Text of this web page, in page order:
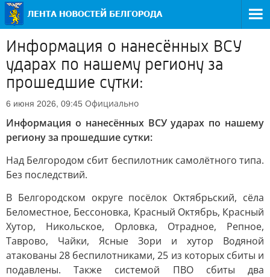
Информация о нанесённых ВСУ
ударах по нашему региону за
прошедшие сутки:
6 июня 2026, 09:45 Официально
Информация о нанесённых ВСУ ударах по нашему
региону за прошедшие сутки:
Над Белгородом сбит беспилотник самолётного типа.
Без последствий.
В Белгородском округе посёлок Октябрьский, сёла
Беломестное, Бессоновка, Красный Октябрь, Красный
Хутор, Никольское, Орловка, Отрадное, Репное,
Таврово, Чайки, Ясные Зори и хутор Водяной
атакованы 28 беспилотниками, 25 из которых сбиты и
подавлены. Также системой ПВО сбиты два